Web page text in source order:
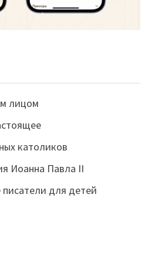
лицом
католиков
Иоанна Павла II
для детей